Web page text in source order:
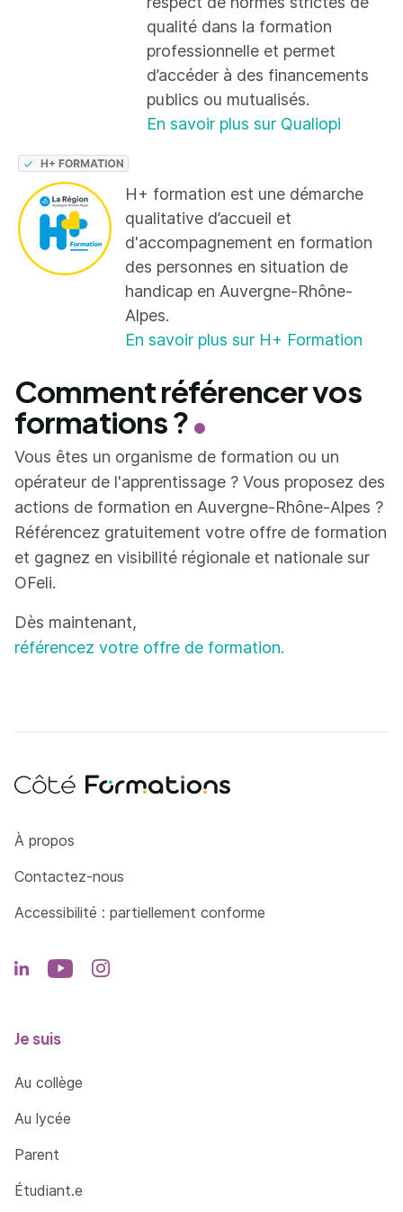
qualité dans la formation
professionnelle et permet
d’accéder à des financements
publics ou mutualisés.
En savoir plus sur Qualiopi
H+ formation est une démarche
qualitative d’accueil et
d'accompagnement en formation
des personnes en situation de
handicap en Auvergne-Rhône-
Alpes.
En savoir plus sur H+ Formation
Comment référencer vos
formations ?
Vous êtes un organisme de formation ou un
opérateur de l'apprentissage ? Vous proposez des
actions de formation en Auvergne-Rhône-Alpes ?
Référencez gratuitement votre offre de formation
et gagnez en visibilité régionale et nationale sur
OFeli.
Dès maintenant,
référencez votre offre de formation.
Côté Formations
À propos
Contactez-nous
Accessibilité : partiellement conforme
Je suis
Au collège
Au lycée
Parent
Étudiant.e